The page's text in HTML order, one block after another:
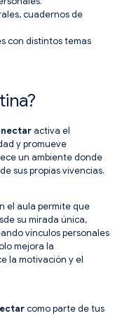
cuadernos de
con distintos temas
activa el
y promueve
un ambiente donde
sus propias vivencias.
el aula permite que
su mirada única,
vínculos personales
mejora la
la motivación y el
como parte de tus